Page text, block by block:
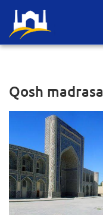
Qosh